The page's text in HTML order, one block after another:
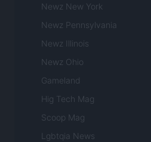
Newz New York
Newz Pennsylvania
Newz Illinois
Newz Ohio
Gameland
Hig Tech Mag
Scoop Mag
Lgbtqia News